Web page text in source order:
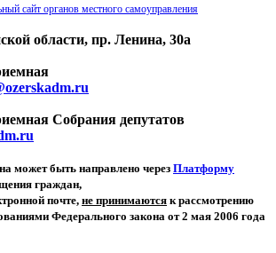
сайт органов местного самоуправления
области, пр. Ленина, 30а
Собрания депутатов
может быть направлено через Платформу
граждан,
почте, не принимаются к рассмотрению
Федерального закона от 2 мая 2006 года